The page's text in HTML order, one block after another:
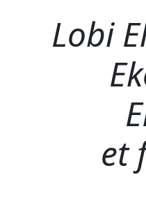
Lobi
et